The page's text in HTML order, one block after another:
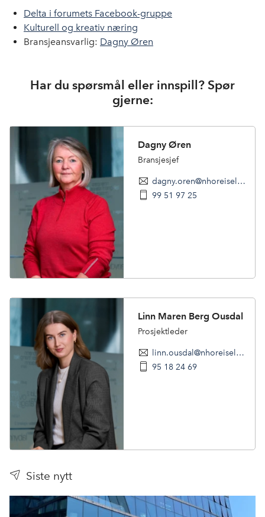
Delta i forumets Facebook-gruppe
Kulturell og kreativ næring
Bransjeansvarlig: Dagny Øren
Har du spørsmål eller innspill? Spør
gjerne:
Dagny Øren
Bransjesjef
dagny.oren@nhoreiseliv.no
99 51 97 25
Linn Maren Berg Ousdal
Prosjektleder
linn.ousdal@nhoreiseliv.no
95 18 24 69
Siste nytt